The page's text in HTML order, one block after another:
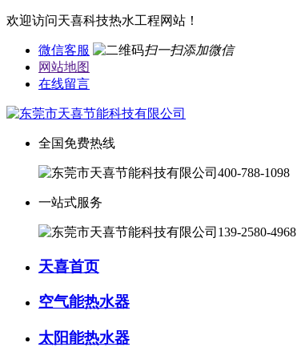
欢迎访问天喜科技热水工程网站！
微信客服
扫一扫添加微信
网站地图
在线留言
全国免费热线
400-788-1098
一站式服务
139-2580-4968
天喜首页
空气能热水器
太阳能热水器